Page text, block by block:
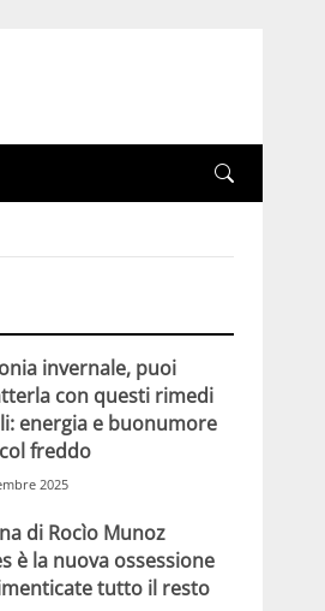
invernale, puoi
con questi rimedi
energia e buonumore
freddo
2025
di Rocìo Munoz
è la nuova ossessione
tutto il resto